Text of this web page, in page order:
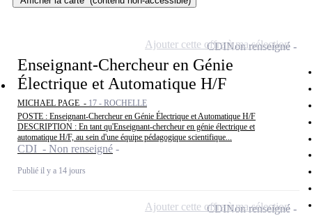
Enseignant-Chercheur en Génie
Électrique et Automatique H/F
MICHAEL PAGE - 17 - ROCHELLE
POSTE : Enseignant-Chercheur en Génie Électrique et Automatique H/F
DESCRIPTION : En tant qu'Enseignant-chercheur en génie électrique et
automatique H/F, au sein d'une équipe pédagogique scientifique...
CDI - Non renseigné
Publié il y a 14 jours
CDINon renseigné
Ajouter cette offre à ma sélection
CDINon renseigné
Ajouter cette offre à ma sélection